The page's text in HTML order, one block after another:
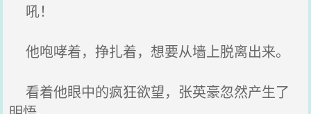
吼！
他咆哮着，挣扎着，想要从墙上脱离出来。
看着他眼中的疯狂欲望，张英豪忽然产生了